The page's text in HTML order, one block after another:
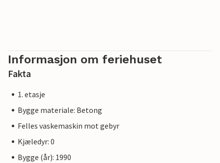
Informasjon om feriehuset
Fakta
1. etasje
Bygge materiale: Betong
Felles vaskemaskin mot gebyr
Kjæledyr: 0
Bygge (år): 1990